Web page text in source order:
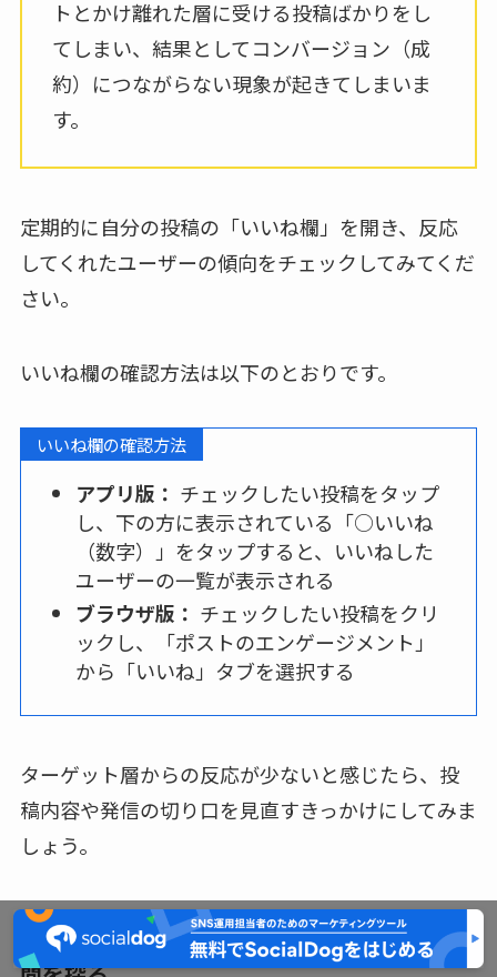
トとかけ離れた層に受ける投稿ばかりをし
てしまい、結果としてコンバージョン（成
約）につながらない現象が起きてしまいま
す。
定期的に自分の投稿の「いいね欄」を開き、反応
してくれたユーザーの傾向をチェックしてみてくだ
さい。
いいね欄の確認方法は以下のとおりです。
いいね欄の確認方法
アプリ版： チェックしたい投稿をタップ
し、下の方に表示されている「○いいね
（数字）」をタップすると、いいねした
ユーザーの一覧が表示される
ブラウザ版： チェックしたい投稿をクリ
ックし、「ポストのエンゲージメント」
から「いいね」タブを選択する
ターゲット層からの反応が少ないと感じたら、投
稿内容や発信の切り口を見直すきっかけにしてみま
しょう。
時間帯ごとのいいね推移からベストな投稿時